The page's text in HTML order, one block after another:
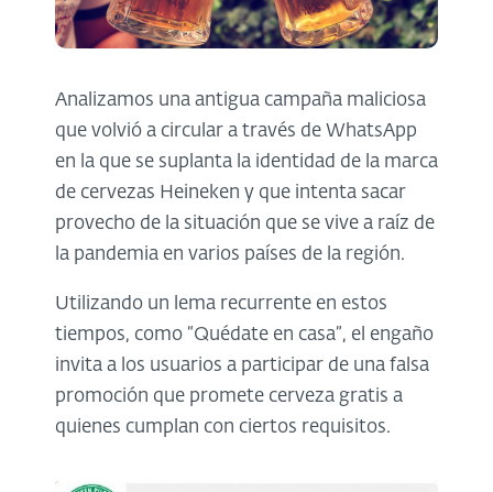
Analizamos una antigua campaña maliciosa
que volvió a circular a través de WhatsApp
en la que se suplanta la identidad de la marca
de cervezas Heineken y que intenta sacar
provecho de la situación que se vive a raíz de
la pandemia en varios países de la región.
Utilizando un lema recurrente en estos
tiempos, como “Quédate en casa”, el engaño
invita a los usuarios a participar de una falsa
promoción que promete cerveza gratis a
quienes cumplan con ciertos requisitos.